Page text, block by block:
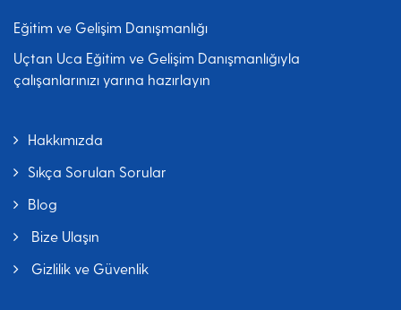
Eğitim ve Gelişim Danışmanlığı
Uçtan Uca Eğitim ve Gelişim Danışmanlığıyla
çalışanlarınızı yarına hazırlayın
Hakkımızda
Sıkça Sorulan Sorular
Blog
Bize Ulaşın
Gizlilik ve Güvenlik